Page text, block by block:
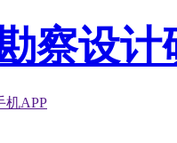
察设
机APP